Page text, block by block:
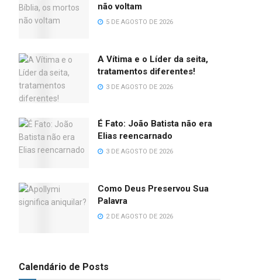
não voltam
5 DE AGOSTO DE 2026
A Vítima e o Líder da seita,
tratamentos diferentes!
3 DE AGOSTO DE 2026
É Fato: João Batista não era
Elias reencarnado
3 DE AGOSTO DE 2026
Como Deus Preservou Sua
Palavra
2 DE AGOSTO DE 2026
Calendário de Posts